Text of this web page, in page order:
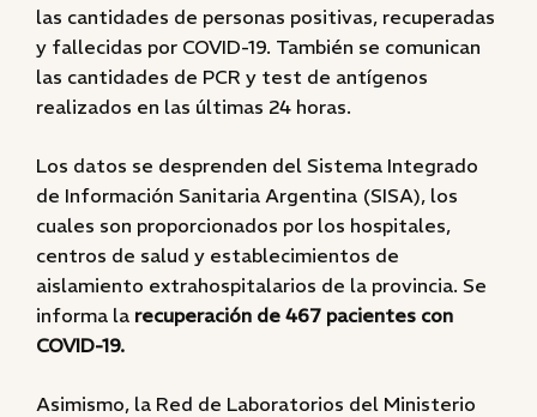
las cantidades de personas positivas, recuperadas
y fallecidas por COVID-19. También se comunican
las cantidades de PCR y test de antígenos
realizados en las últimas 24 horas.
Los datos se desprenden del Sistema Integrado
de Información Sanitaria Argentina (SISA), los
cuales son proporcionados por los hospitales,
centros de salud y establecimientos de
aislamiento extrahospitalarios de la provincia. Se
informa la recuperación de 467 pacientes con
COVID-19.
Asimismo, la Red de Laboratorios del Ministerio